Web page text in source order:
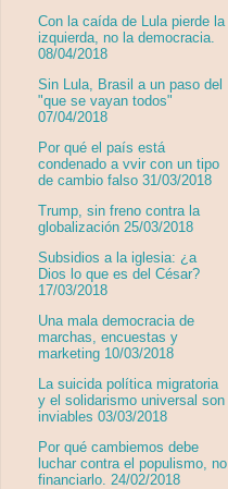
Con la caída de Lula pierde la
izquierda, no la democracia.
08/04/2018
Sin Lula, Brasil a un paso del
"que se vayan todos"
07/04/2018
Por qué el país está
condenado a vvir con un tipo
de cambio falso 31/03/2018
Trump, sin freno contra la
globalización 25/03/2018
Subsidios a la iglesia: ¿a
Dios lo que es del César?
17/03/2018
Una mala democracia de
marchas, encuestas y
marketing 10/03/2018
La suicida política migratoria
y el solidarismo universal son
inviables 03/03/2018
Por qué cambiemos debe
luchar contra el populismo, no
financiarlo. 24/02/2018